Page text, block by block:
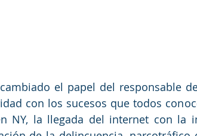
el papel del responsable
con los sucesos que todos
NY, la llegada del internet con la